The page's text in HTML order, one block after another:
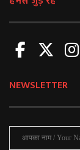
NEWSLETTER